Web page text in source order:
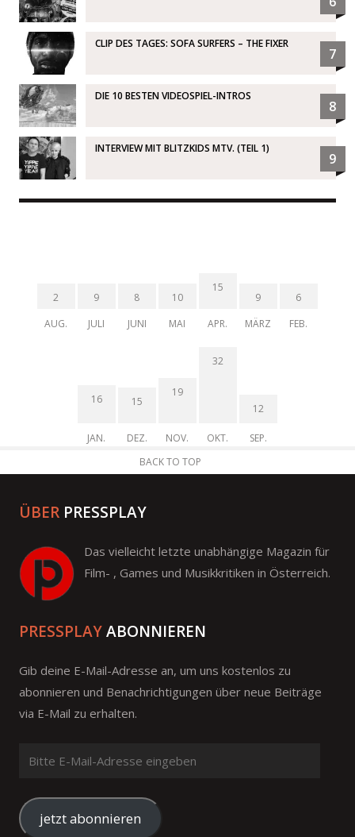
CLIP DES TAGES: SOFA SURFERS – THE FIXER
7
DIE 10 BESTEN VIDEOSPIEL-INTROS
8
INTERVIEW MIT BLITZKIDS MTV. (TEIL 1)
9
2
AUG.
9
JULI
8
JUNI
10
MAI
15
APR.
9
MÄRZ
6
FEB.
16
JAN.
15
DEZ.
19
NOV.
32
OKT.
12
SEP.
BACK TO TOP
ÜBER PRESSPLAY
Das vielleicht letzte unabhängige Magazin für
Film- , Games und Musikkritiken in Österreich.
PRESSPLAYABONNIEREN
Gib deine E-Mail-Adresse an, um uns kostenlos zu
abonnieren und Benachrichtigungen über neue Beiträge
via E-Mail zu erhalten.
Mail-
Adressejetzt abonnieren